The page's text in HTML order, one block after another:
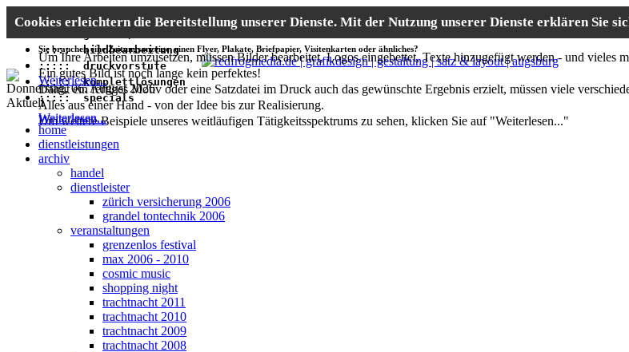
Cookies erleichtern die Bereitstellung unserer Dienste. Mit der Nutzung unserer Dienste erklären Sie
Donnerstag, 06. August 2026
Aktuell
home
dienstleistungen
archiv
handel
dienstleister
zürich versicherung 2006
grandel tontechnik 2006
veranstaltungen
grenzenlos festival
max 2006 - 2010
cosmic music
shopping night
trachtnacht 2011
trachtnacht 2010
trachtnacht 2009
trachtnacht 2008
:::::  gestaltung
Sie brauchen eine Zeitungsanzeige, einen Flyer, Plakate, Briefpapier, Visitenkarten oder ähnliches?
Weiterlesen...
Um Ihre Arbeiten umzusetzen, müssen Bilder bearbeitet, Logos eingebettet, Texte hinzugefügt werden -
:::::  bildbearbeitung
Ein gutes Bild ist noch lange kein
:::::  druckvorstufe
Damit ein fertiges Motiv oder eine Satzdatei im Druck auch das gewünschte Ergebnis erzielt, müssen viele
Weiterlesen...
:::::  komplettlösungen
Alles aus einer Hand - von der Idee bis zur
Weiterlesen...
:::::  specials
Um weitere Beispiele unseres weitläufigen Tätigkeitsspektrums zu sehen, klicken Sie